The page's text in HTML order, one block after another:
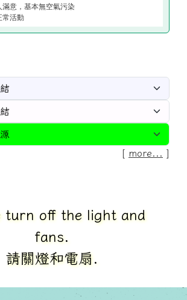
滿意，基本無空氣污染
常活動
[ more... ]
turn off the light and
fans.
請關燈和電扇.